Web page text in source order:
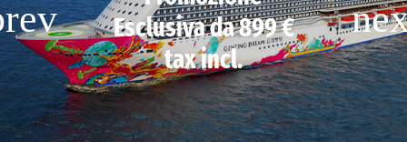
Esclusiva da 899 €
tax incl.